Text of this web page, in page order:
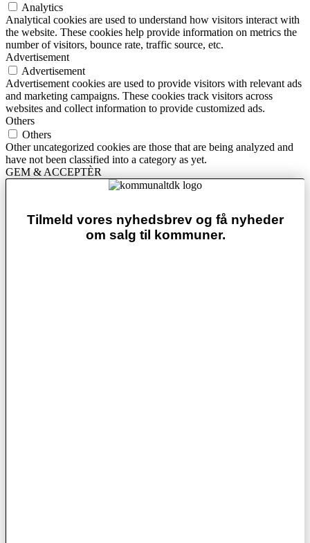
Analytics
Analytical cookies are used to understand how visitors interact with
the website. These cookies help provide information on metrics the
number of visitors, bounce rate, traffic source, etc.
Advertisement
Advertisement
Advertisement cookies are used to provide visitors with relevant ads
and marketing campaigns. These cookies track visitors across
websites and collect information to provide customized ads.
Others
Others
Other uncategorized cookies are those that are being analyzed and
have not been classified into a category as yet.
GEM & ACCEPTÈR
Tilmeld vores nyhedsbrev og få nyheder
om salg til kommuner.